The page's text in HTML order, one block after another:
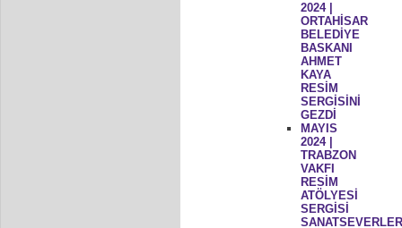
2024 |
ORTAHİSAR
BELEDİYE
BASKANI
AHMET
KAYA
RESİM
SERGİSİNİ
GEZDİ
MAYIS
2024 |
TRABZON
VAKFI
RESİM
ATÖLYESİ
SERGİSİ